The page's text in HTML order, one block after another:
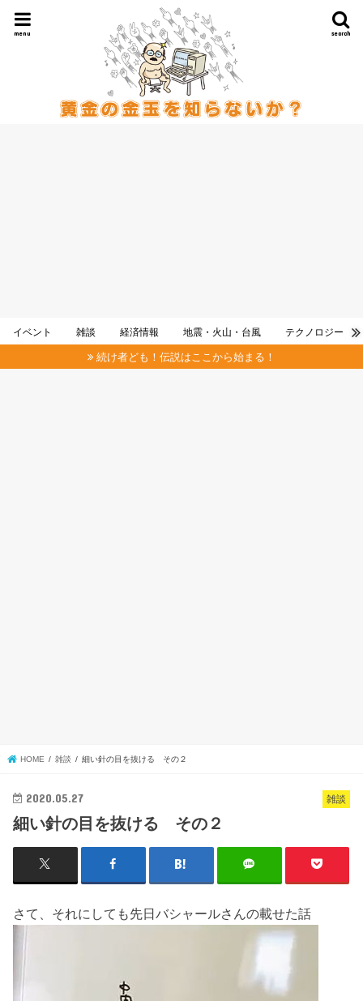
search
menu
イベント 雑談 経済情報 地震・火山・台風 テクノロジー
続け者ども！伝説はここから始まる！
HOME 雑談 細い針の目を抜ける その２
雑談
2020.05.27
細い針の目を抜ける その２
さて、それにしても先日バシャールさんの載せた話